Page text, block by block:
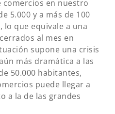
comercios en nuestro
5.000 y a más de 100
lo que equivale a una
al mes en
supone una crisis
más dramática a las
50.000 habitantes,
puede llegar a
a la de las grandes